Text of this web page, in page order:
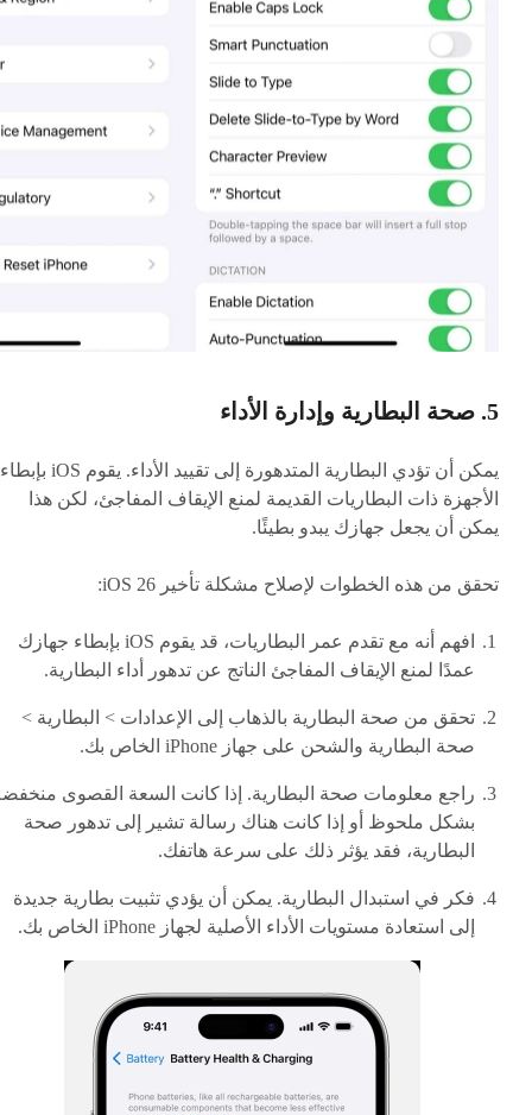
5. صحة البطارية وإدارة الأداء
يمكن أن تؤدي البطارية المتدهورة إلى تقييد الأداء. يقوم iOS بإبطاء
الأجهزة ذات البطاريات القديمة لمنع الإيقاف المفاجئ، لكن هذا
يمكن أن يجعل جهازك يبدو بطيئًا.
تحقق من هذه الخطوات لإصلاح مشكلة تأخير iOS 26:
افهم أنه مع تقدم عمر البطاريات، قد يقوم iOS بإبطاء جهازك
عمدًا لمنع الإيقاف المفاجئ الناتج عن تدهور أداء البطارية.
تحقق من صحة البطارية بالذهاب إلى الإعدادات > البطارية >
صحة البطارية والشحن على جهاز iPhone الخاص بك.
راجع معلومات صحة البطارية. إذا كانت السعة القصوى
بشكل ملحوظ أو إذا كانت هناك رسالة تشير إلى تدهور صحة
البطارية، فقد يؤثر ذلك على سرعة هاتفك.
فكر في استبدال البطارية. يمكن أن يؤدي تثبيت بطارية جديدة
إلى استعادة مستويات الأداء الأصلية لجهاز iPhone الخاص بك.